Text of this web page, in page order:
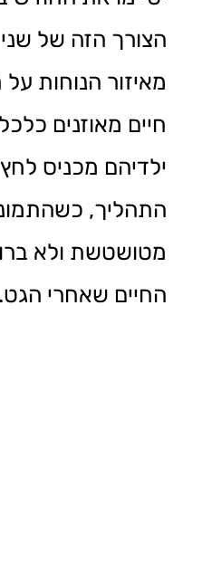
הצורך הזה של
מאיזור הנוחות
חיים מאוזנים
ילדיהם מכניס
התהליך,
מטושטשת ולא
החיים שאחרי הגט.